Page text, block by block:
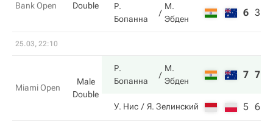
Bank Open
Double
Р.
Бопанна
М.
Эбден
6 3
25.03, 22:10
Miami Open
Male
Double
Р.
Бопанна
М.
Эбден
7 7
У. Нис Я. Зелинский 5 6